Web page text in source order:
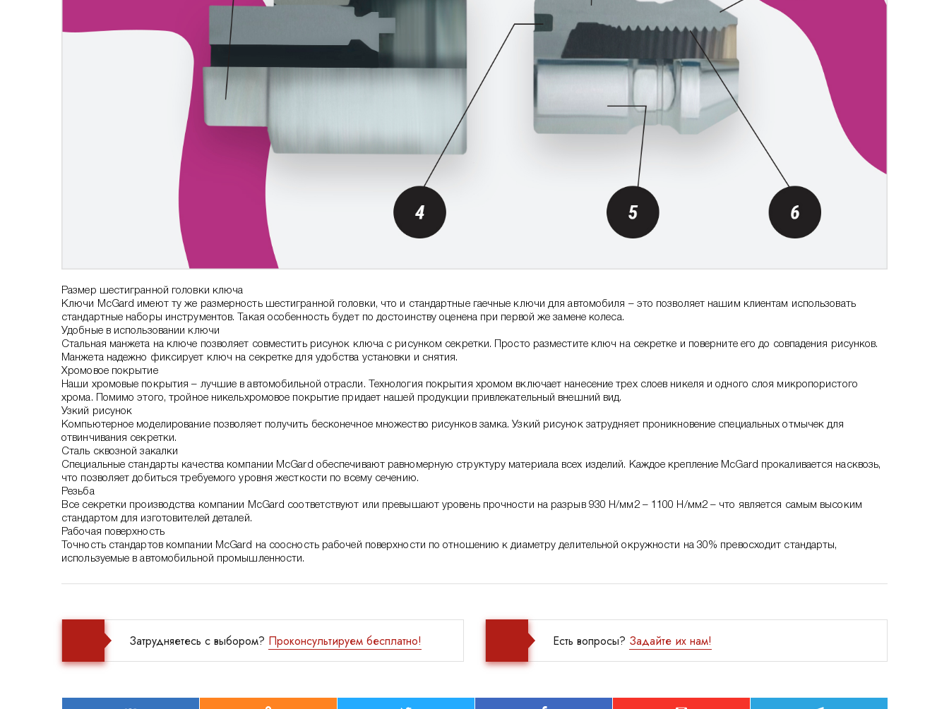
Размер шестигранной головки ключа
Ключи McGard имеют ту же размерность шестигранной головки, что и стандартные гаечные ключи для автомобиля – это позволяет нашим клиентам использовать
стандартные наборы инструментов. Такая особенность будет по достоинству оценена при первой же замене колеса.
Удобные в использовании ключи
Стальная манжета на ключе позволяет совместить рисунок ключа с рисунком секретки. Просто разместите ключ на секретке и поверните его до совпадения рисунков.
Манжета надежно фиксирует ключ на секретке для удобства установки и снятия.
Хромовое покрытие
Наши хромовые покрытия – лучшие в автомобильной отрасли. Технология покрытия хромом включает нанесение трех слоев никеля и одного слоя микропористого
хрома. Помимо этого, тройное никельхромовое покрытие придает нашей продукции привлекательный внешний вид.
Узкий рисунок
Компьютерное моделирование позволяет получить бесконечное множество рисунков замка. Узкий рисунок затрудняет проникновение специальных отмычек для
отвинчивания секретки.
Сталь сквозной закалки
Специальные стандарты качества компании McGard обеспечивают равномерную структуру материала всех изделий. Каждое крепление McGard прокаливается насквозь,
что позволяет добиться требуемого уровня жесткости по всему сечению.
Резьба
Все секретки производства компании McGard соответствуют или превышают уровень прочности на разрыв 930 Н/мм2 – 1100 Н/мм2 – что является самым высоким
стандартом для изготовителей деталей.
Рабочая поверхность
Точность стандартов компании McGard на соосность рабочей поверхности по отношению к диаметру делительной окружности на 30% превосходит стандарты,
используемые в автомобильной промышленности.
Затрудняетесь с выбором? Проконсультируем бесплатно! Есть вопросы? Задайте их нам!